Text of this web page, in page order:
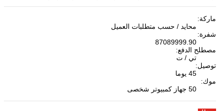
ماركة:
محايد / حسب متطلبات العميل
شفرة:
87089999.90
مصطلح الدفع:
تي / ت
توصيل:
45 يوما
موك:
50 جهاز كمبيوتر شخصى